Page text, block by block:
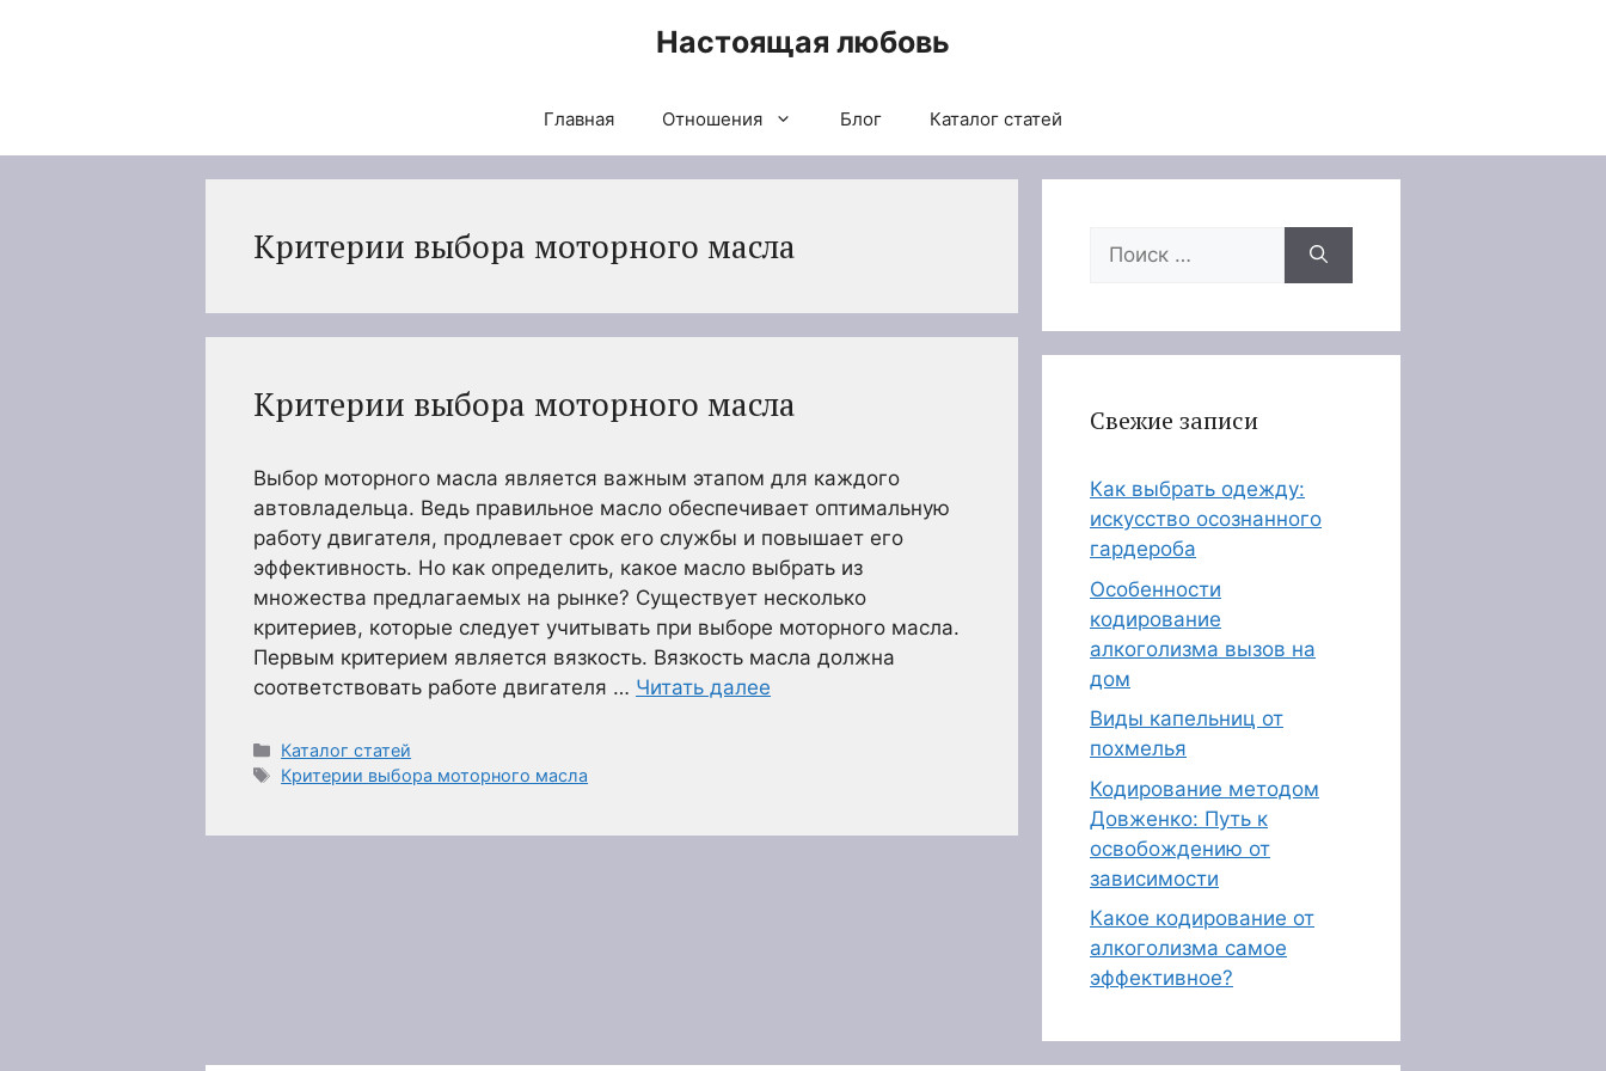
Настоящая любовь
Главная Отношения Блог Каталог статей
Критерии выбора моторного масла
Критерии выбора моторного масла
Выбор моторного масла является важным этапом для каждого
автовладельца. Ведь правильное масло обеспечивает оптимальную
работу двигателя, продлевает срок его службы и повышает его
эффективность. Но как определить, какое масло выбрать из
множества предлагаемых на рынке? Существует несколько
критериев, которые следует учитывать при выборе моторного масла.
Первым критерием является вязкость. Вязкость масла должна
соответствовать работе двигателя … Читать далее
Рубрики
Каталог статей
Метки
Критерии выбора моторного масла
Поиск:
Свежие записи
Как выбрать одежду:
искусство осознанного
гардероба
Особенности
кодирование
алкоголизма вызов на
дом
Виды капельниц от
похмелья
Кодирование методом
Довженко: Путь к
освобождению от
зависимости
Какое кодирование от
алкоголизма самое
эффективное?